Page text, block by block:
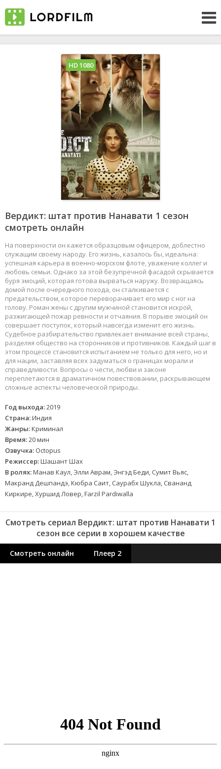
Вердикт: штат против Нанавати 1 сезон
смотреть онлайн
На поверхности он кажется образцовым офицером, доблестно
служащим своему народу. Его жизнь, казалось бы, идеальна:
успешная карьера в военно-морском флоте, уважение коллег и
любовь семьи. Однако за этой безупречной фасадой скрывается
буря эмоций, которая готова вырваться наружу. Возвращаясь
домой после очередного похода, он сталкивается с
предательством, которое переворачивает его мир с ног на
голову. Роман жены с другим мужчиной становится искрой,
разжигающей пожар ревности и отчаяния. В порыве эмоций он
совершает поступок, который навсегда изменит его жизнь.
Судебное разбирательство привлекает внимание всей страны,
разделяя общество на сторонников и противников. Каждый шаг в
этом процессе становится испытанием не только для него, но и
для нации, заставляя всех задуматься о границах морали и
справедливости. Вопросы о чести, любви и законе
переплетаются в драматичном повествовании, раскрывающем
сложные аспекты человеческой природы.
Год выхода:2019
Страна:Индия
Жанры:Криминал
Время:20 мин
Озвучка: Octopus
Режиссер:Шашант Шах
В ролях:Манав Каул, Элли Аврам, Энгэд Беди, Сумит Вьяс,
Макранд Дешпандэ, Кюбра Саит, Саурабх Шукла, Свананд
Киркире, Хуршид Ловер, Farzil Pardiwalla
HD 1080
Смотреть сериал Вердикт: штат против Нанавати 1
сезон все серии в хорошем качестве
Смотреть онлайн Плеер 2